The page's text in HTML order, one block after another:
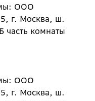
ООО
г. Москва, ш.
часть комнаты
ООО
г. Москва, ш.